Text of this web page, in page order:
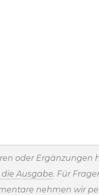
oder Ergänzungen
Ausgabe. Für
nehmen wir